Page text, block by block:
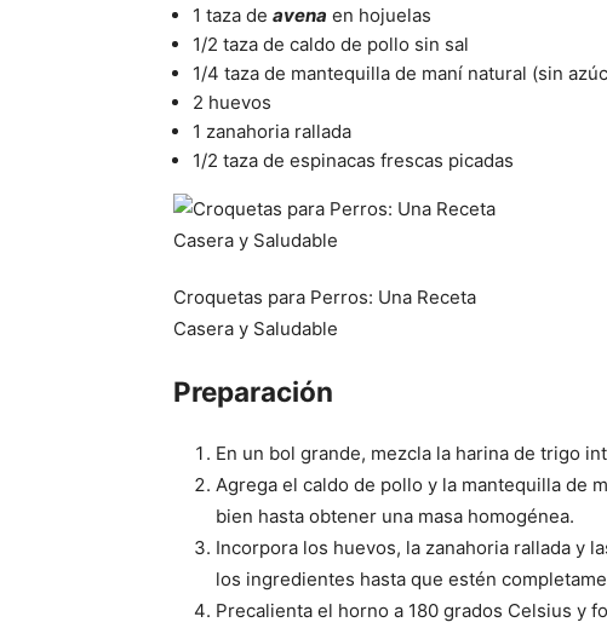
1 taza de avena en hojuelas
1/2 taza de caldo de pollo sin sal
1/4 taza de mantequilla de maní natural (sin
2 huevos
1 zanahoria rallada
1/2 taza de espinacas frescas picadas
Croquetas para Perros: Una Receta
Casera y Saludable
Preparación
En un bol grande, mezcla la harina de trigo
Agrega el caldo de pollo y la mantequilla de
bien hasta obtener una masa homogénea.
Incorpora los huevos, la zanahoria rallada y
los ingredientes hasta que estén
Precalienta el horno a 180 grados Celsius y